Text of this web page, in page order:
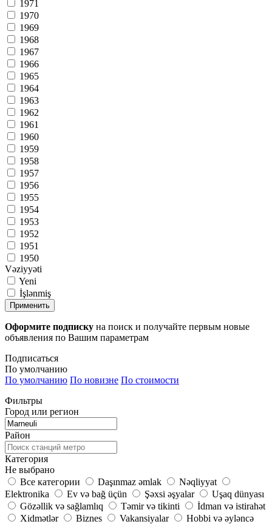
1971
1970
1969
1968
1967
1966
1965
1964
1963
1962
1961
1960
1959
1958
1957
1956
1955
1954
1953
1952
1951
1950
Vəziyyəti
Yeni
İşlənmiş
Применить
Оформите подписку на поиск и получайте первым новые
объявления по Вашим параметрам
Подписаться
По умолчанию
По умолчанию По новизне По стоимости
Фильтры
Город или регион
Район
Категория
Не выбрано
Все категории
Daşınmaz əmlak
Nəqliyyat
Elektronika
Ev və bağ üçün Şəxsi əşyalar
Uşaq dünyası
Gözəllik və sağlamlıq
Təmir və tikinti
İdman və istirahət
Xidmətlər
Biznes Vakansiyalar
Hobbi və əyləncə